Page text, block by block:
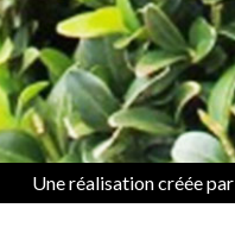
Une réalisation créée par